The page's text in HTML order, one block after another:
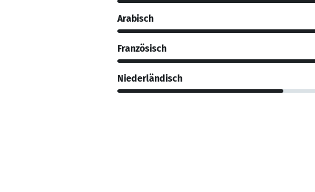
Arabisch
Französisch
Niederländisch